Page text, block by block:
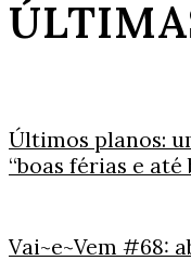
Últimos planos:
“boas férias e até
Vai~e~Vem #68: